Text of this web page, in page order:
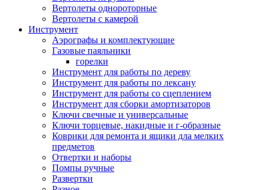
Вертолеты однороторные
Вертолеты с камерой
Инструмент
Аэрографы и комплектующие
Газовые паяльники
горелки
Инструмент для работы по дереву
Инструмент для работы по лексану
Инструмент для работы со сцеплением
Инструмент для сборки амортизаторов
Ключи свечные и универсальные
Ключи торцевые, накидные и г-образные
Коврики для ремонта и ящики дла мелких
предметов
Отвертки и наборы
Помпы ручные
Развертки